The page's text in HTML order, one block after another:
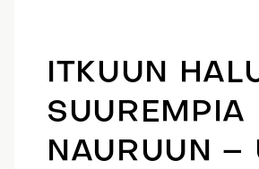
ITKUUN
SUUREMPIA
NAURUUN –